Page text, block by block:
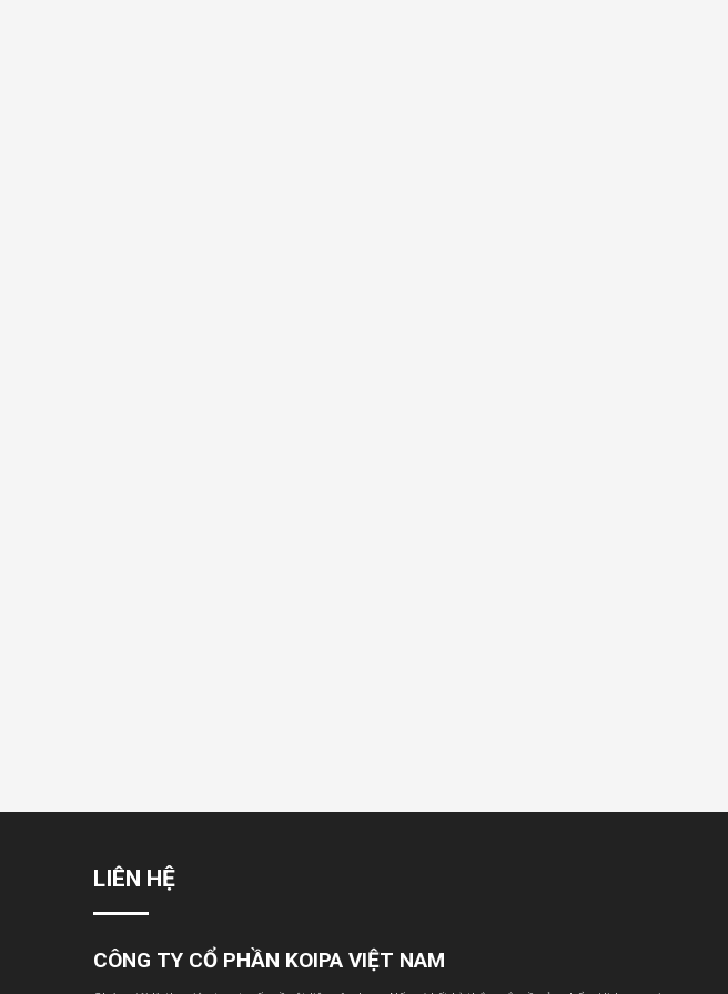
LIÊN HỆ
CÔNG TY CỔ PHẦN KOIPA VIỆT NAM